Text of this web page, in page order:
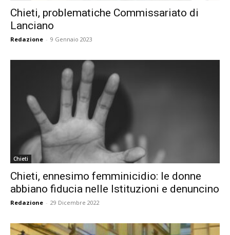
Chieti, problematiche Commissariato di
Lanciano
Redazione - 9 Gennaio 2023
Chieti
Chieti, ennesimo femminicidio: le donne
abbiano fiducia nelle Istituzioni e denuncino
Redazione - 29 Dicembre 2022